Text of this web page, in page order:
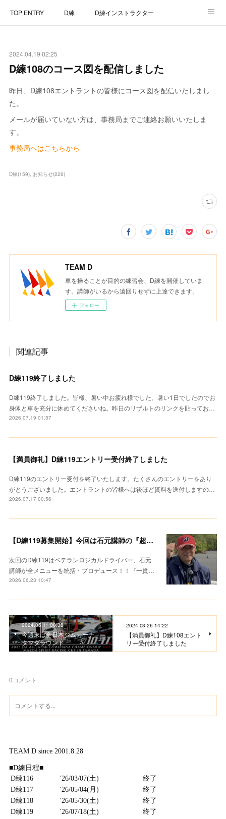
TOP ENTRY D練 D練インストラクター
CONTACT
2024.04.19 02:25
D練108のコース図を配信しました
昨日、D練108エントラントの皆様にコース図を配信いたしまし
た。
メールが届いていない方は、事務局までご連絡お願いいたしま
す。
事務局へはこちらから
D練(159) お知らせ(226)
TEAM D
車を操ることが目的の練習会、D練を開催していま
す。講師がいるから遠回りせずに上達できます。
フォロー
関連記事
D練119終了しました
D練119終了しました。皆様、暑い中お疲れ様でした。暑い1日でしたのでお
身体と車を充分に休めてくださいね。昨日のリザルトのリンクを貼ってお…
2026.07.19 01:57
【満員御礼】D練119エントリー受付終了しました
D練119のエントリー受付を終了いたします。たくさんのエントリーをあり
がとうございました。エントラントの皆様へは後ほど資料を送付しますの…
2026.07.17 00:56
【D練119募集開始】今回は石元講師の『超集中レクチャー』
次回のD練119はベテランロジカルドライバー、石元
講師が全メニューを統括・プロデュース！！『一貫…
2026.06.23 10:47
2024.05.11 00:38
今週末は全日本ジムカーナ
タマダラウンド
2024.03.26 14:22
【満員御礼】D練108エント
リー受付終了しました
0コメント